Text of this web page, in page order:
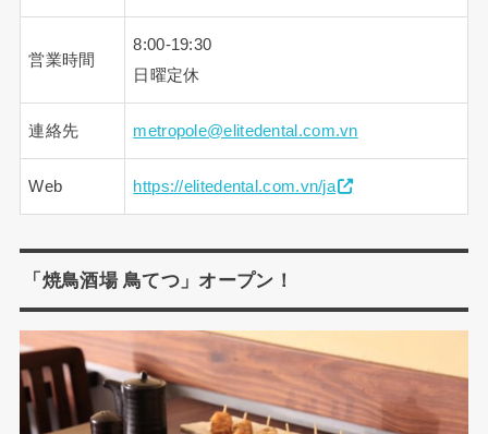
営業時間
8:00-19:30
日曜定休
連絡先 metropole@elitedental.com.vn
Web https://elitedental.com.vn/ja
「焼鳥酒場 鳥てつ」オープン！